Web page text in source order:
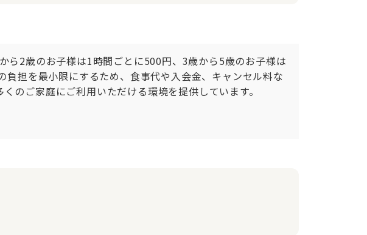
ら2歳のお子様は1時間ごとに500円、3歳から5歳のお子様は
担を最小限にするため、食事代や入会金、キャンセル料な
のご家庭にご利用いただける環境を提供しています。